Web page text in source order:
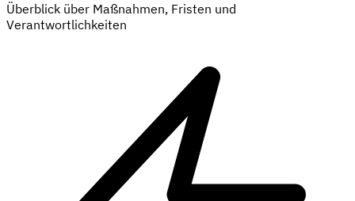
Überblick über Maßnahmen, Fristen und
Verantwortlichkeiten